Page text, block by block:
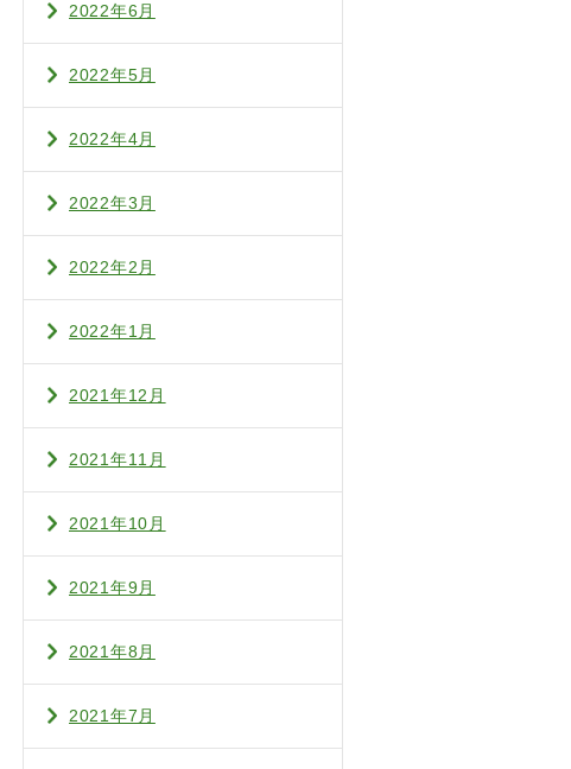
2022年6月
2022年5月
2022年4月
2022年3月
2022年2月
2022年1月
2021年12月
2021年11月
2021年10月
2021年9月
2021年8月
2021年7月